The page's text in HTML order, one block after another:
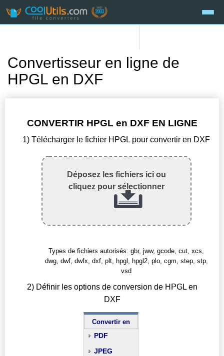
Convertisseur en ligne de
HPGL en DXF
CONVERTIR HPGL en DXF EN LIGNE
1) Télécharger le fichier HPGL pour convertir en DXF
Déposez les fichiers ici ou
cliquez pour sélectionner
Types de fichiers autorisés: gbr, jww, gcode, cut, xcs,
dwg, dwf, dwfx, dxf, plt, hpgl, hpgl2, plo, cgm, step, stp,
vsd
2) Définir les options de conversion de HPGL en
DXF
Convertir en
PDF
JPEG